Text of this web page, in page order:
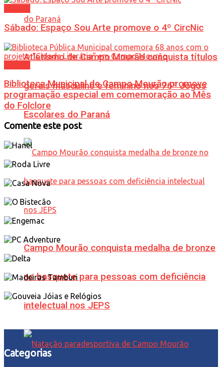
Atletismo de Campo Mourão conquista títulos
gerais masculino e feminino nos 76º Jogos
Escolares do Paraná
Campo Mourão conquista medalha de bronze
no basquete para pessoas com deficiência
intelectual nos JEPS
Sábado: Espaço Sou Arte promove o 4º CircNic
Biblioteca Municipal de Campo Mourão promove
programação especial em comemoração ao Mês
do Folclore
Comente este post
Categorias